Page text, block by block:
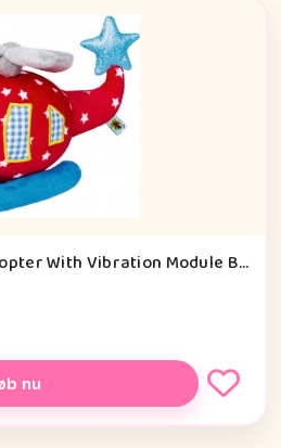
Die Spiegelburg Helicopter With Vibration Module Baby Charms - Legetøj
nu